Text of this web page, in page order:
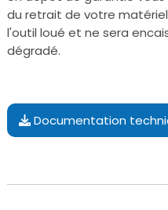
du retrait de votre
l'outil loué et ne sera
dégradé.
Documentation